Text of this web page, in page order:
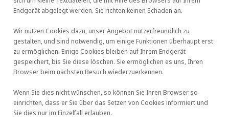
Endgerät abgelegt werden. Sie richten keinen Schaden an.
Wir nutzen Cookies dazu, unser Angebot nutzerfreundlich zu
gestalten, und sind notwendig, um einige Funktionen überhaupt erst
zu ermöglichen. Einige Cookies bleiben auf Ihrem Endgerät
gespeichert, bis Sie diese löschen. Sie ermöglichen es uns, Ihren
Browser beim nächsten Besuch wiederzuerkennen.
Wenn Sie dies nicht wünschen, so können Sie Ihren Browser so
einrichten, dass er Sie über das Setzen von Cookies informiert und
Sie dies nur im Einzelfall erlauben.